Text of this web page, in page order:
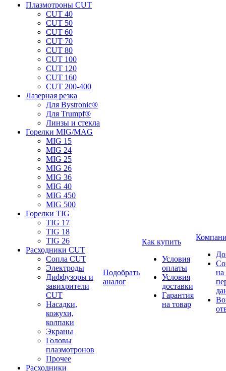
Плазмотроны CUT
CUT 40
CUT 50
CUT 60
CUT 70
CUT 80
CUT 100
CUT 120
CUT 160
CUT 200-400
Лазерная резка
Для Bystronic®
Для Trumpf®
Линзы и стекла
Горелки MIG/MAG
MIG 15
MIG 24
MIG 25
MIG 26
MIG 36
MIG 40
MIG 450
MIG 500
Горелки TIG
TIG 17
TIG 18
TIG 26
Расходники CUT
Сопла CUT
Электроды
Диффузоры и
завихрители
CUT
Насадки,
кожухи,
колпаки
Экраны
Головы
плазмотронов
Прочее
Расходники
Подобрать
аналог
Как купить
Условия
оплаты
Условия
доставки
Гарантия
на товар
на